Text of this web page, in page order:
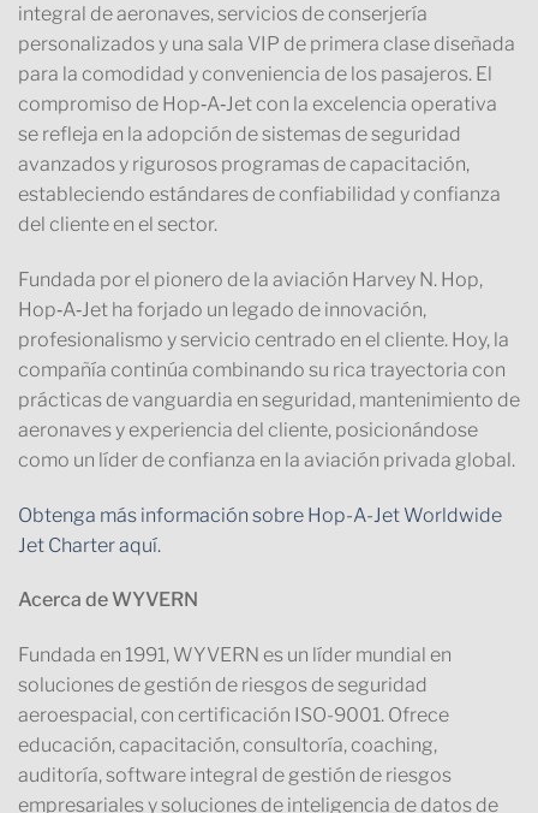
integral de aeronaves, servicios de conserjería
personalizados y una sala VIP de primera clase diseñada
para la comodidad y conveniencia de los pasajeros. El
compromiso de Hop‑A‑Jet con la excelencia operativa
se refleja en la adopción de sistemas de seguridad
avanzados y rigurosos programas de capacitación,
estableciendo estándares de confiabilidad y confianza
del cliente en el sector.
Fundada por el pionero de la aviación Harvey N. Hop,
Hop‑A‑Jet ha forjado un legado de innovación,
profesionalismo y servicio centrado en el cliente. Hoy, la
compañía continúa combinando su rica trayectoria con
prácticas de vanguardia en seguridad, mantenimiento de
aeronaves y experiencia del cliente, posicionándose
como un líder de confianza en la aviación privada global.
Obtenga más información sobre Hop-A-Jet Worldwide
Jet Charter aquí.
Acerca de WYVERN
Fundada en 1991, WYVERN es un líder mundial en
soluciones de gestión de riesgos de seguridad
aeroespacial, con certificación ISO-9001. Ofrece
educación, capacitación, consultoría, coaching,
auditoría, software integral de gestión de riesgos
empresariales y soluciones de inteligencia de datos de